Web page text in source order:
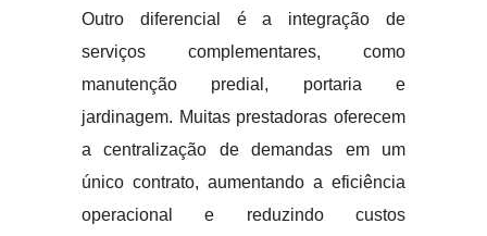
Outro diferencial é a integração de
serviços complementares, como
manutenção predial, portaria e
jardinagem. Muitas prestadoras oferecem
a centralização de demandas em um
único contrato, aumentando a eficiência
operacional e reduzindo custos